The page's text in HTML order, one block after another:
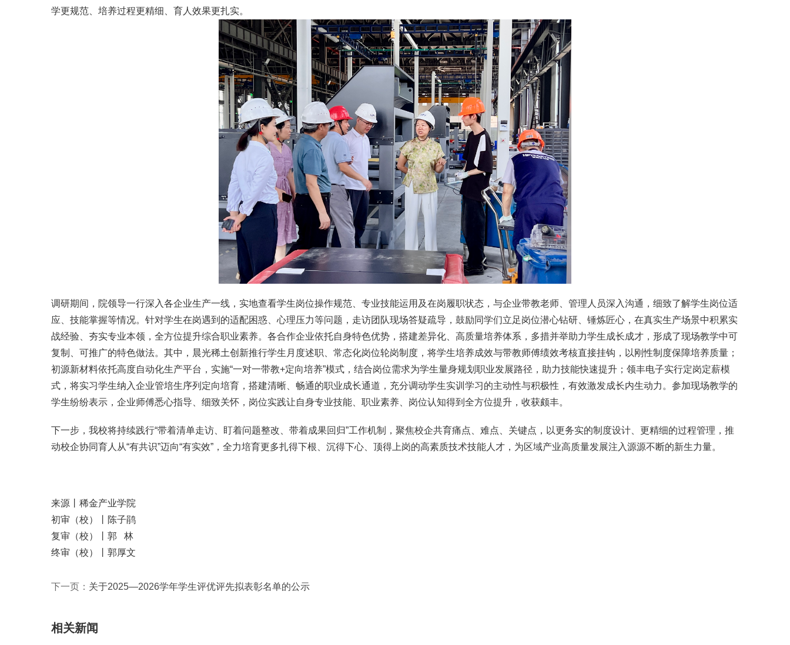
学更规范、培养过程更精细、育人效果更扎实。
调研期间，院领导一行深入各企业生产一线，实地查看学生岗位操作规范、专业技能运用及在岗履职状态，与企业带教老师、管理人员深入沟通，细致了解学生岗位适
应、技能掌握等情况。针对学生在岗遇到的适配困惑、心理压力等问题，走访团队现场答疑疏导，鼓励同学们立足岗位潜心钻研、锤炼匠心，在真实生产场景中积累实
战经验、夯实专业本领，全方位提升综合职业素养。各合作企业依托自身特色优势，搭建差异化、高质量培养体系，多措并举助力学生成长成才，形成了现场教学中可
复制、可推广的特色做法。其中，晨光稀土创新推行学生月度述职、常态化岗位轮岗制度，将学生培养成效与带教师傅绩效考核直接挂钩，以刚性制度保障培养质量；
初源新材料依托高度自动化生产平台，实施“一对一带教+定向培养”模式，结合岗位需求为学生量身规划职业发展路径，助力技能快速提升； 领丰电子实行定岗定薪模
式，将实习学生纳入企业管培生序列定向培育，搭建清晰、畅通的职业成长通道，充分调动学生实训学习的主动性与积极性，有效激发成长内生动力。参加现场教学的
学生纷纷表示，企业师傅悉心指导、细致关怀，岗位实践让自身专业技能、职业素养、岗位认知得到全方位提升，收获颇丰。
下一步，我校将持续践行“带着清单走访、盯着问题整改、带着成果回归”工作机制，聚焦校企共育痛点、难点、关键点，以更务实的制度设计、更精细的过程管理，推
动校企协同育人从“有共识”迈向“有实效”，全力培育更多扎得下根、沉得下心、顶得上岗的高素质技术技能人才，为区域产业高质量发展注入源源不断的新生力量。
来源丨稀金产业学院
初审（校）丨陈子鹃
复审（校）丨郭 林
终审（校）丨郭厚文
下一页： 关于2025—2026学年学生评优评先拟表彰名单的公示
相关新闻